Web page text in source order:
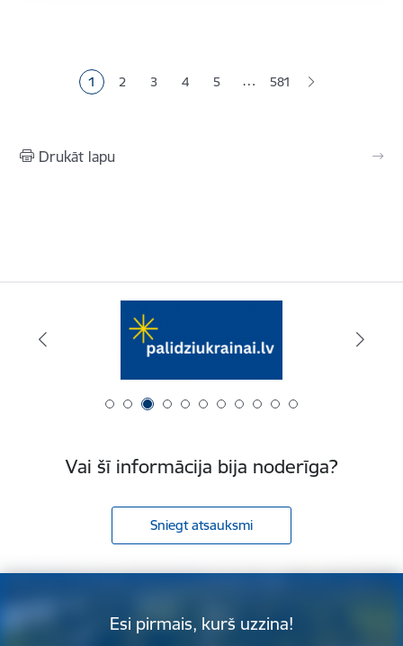
Pašreizējā lapa
1 Lapa
2 Lapa
3 Lapa
4 Lapa
5 … 581
Drukāt lapu
Vai šī informācija bija noderīga?
Sniegt atsauksmi
Esi pirmais, kurš uzzina!